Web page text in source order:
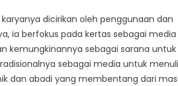
dicirikan oleh penggunaan dan
ia berfokus pada kertas sebagai media
kemungkinannya sebagai sarana untuk
sebagai media untuk
dan abadi yang membentang dari